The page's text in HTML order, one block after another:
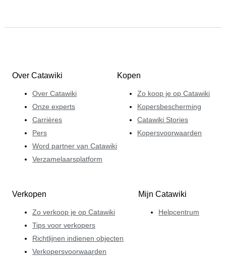
Over Catawiki
Over Catawiki
Onze experts
Carrières
Pers
Word partner van Catawiki
Verzamelaarsplatform
Kopen
Zo koop je op Catawiki
Kopersbescherming
Catawiki Stories
Kopersvoorwaarden
Verkopen
Zo verkoop je op Catawiki
Tips voor verkopers
Richtlijnen indienen objecten
Verkopersvoorwaarden
Mijn Catawiki
Helpcentrum